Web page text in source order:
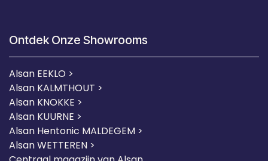
Ontdek Onze Showrooms
Alsan EEKLO >
Alsan KALMTHOUT >
Alsan KNOKKE >
Alsan KUURNE >
Alsan Hentonic MALDEGEM >
Alsan WETTEREN >